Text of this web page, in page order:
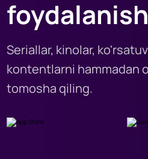
Seriallar, kinolar,
kontentlarni hammadan
tomosha qiling.